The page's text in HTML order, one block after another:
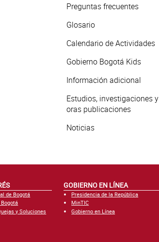
Preguntas frecuentes
Glosario
Calendario de Actividades
Gobierno Bogotá Kids
Información adicional
Estudios, investigaciones y
oras publicaciones
Noticias
de Bogotá
y Soluciones
GOBIERNO EN LÍNEA
Presidencia de la República
MinTIC
Gobierno en Línea